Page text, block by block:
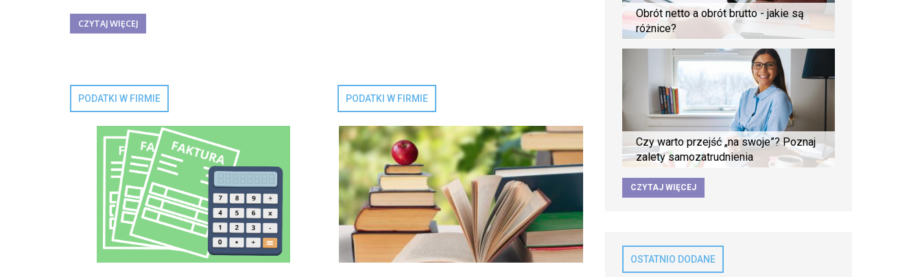
CZYTAJ WIĘCEJ
PODATKI W FIRMIE PODATKI W FIRMIE
Obrót netto a obrót brutto - jakie są
różnice?
Czy warto przejść „na swoje”? Poznaj
zalety samozatrudnienia
CZYTAJ WIĘCEJ
OSTATNIO DODANE